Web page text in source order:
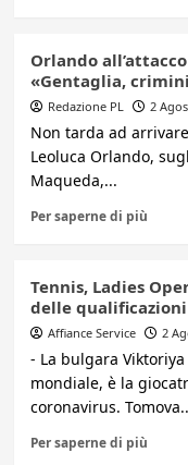
Orlando
«Gentaglia,
Redazione PL 2
Non tarda ad
Leoluca Orlando,
Maqueda,...
Per saperne di più
Tennis, Ladies
delle qualificazioni
Affiance Service 2
- La bulgara
mondiale, è la
coronavirus.
Per saperne di più